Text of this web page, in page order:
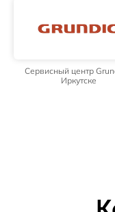
Сервисный центр
Иркутске